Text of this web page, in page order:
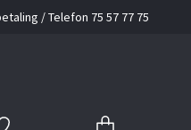
/ Telefon 75 57 77 75